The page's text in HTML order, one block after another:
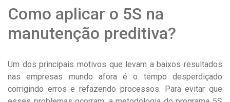
Como aplicar o 5S na
manutenção preditiva?
Um dos principais motivos que levam a baixos resultados
nas empresas mundo afora é o tempo desperdiçado
corrigindo erros e refazendo processos. Para evitar que